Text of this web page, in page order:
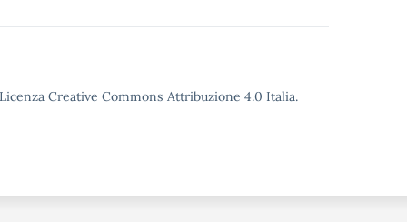
Creative Commons Attribuzione 4.0 Italia.